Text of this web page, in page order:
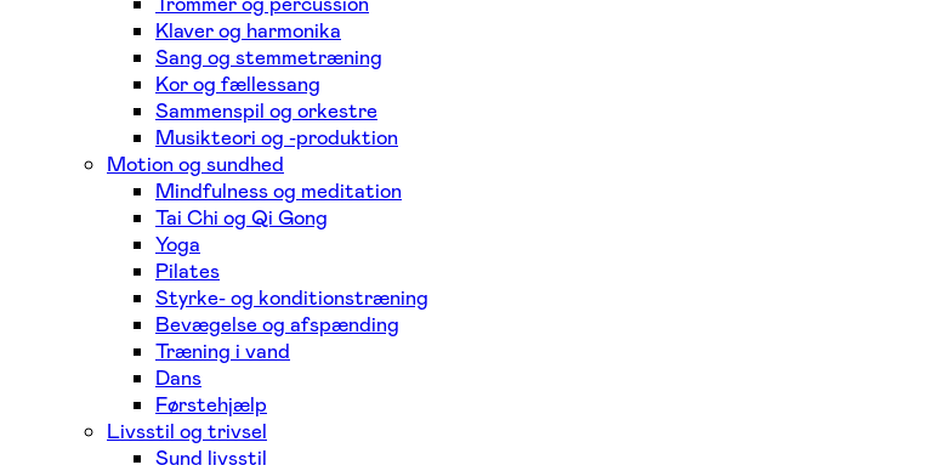
Klaver og harmonika
Sang og stemmetræning
Kor og fællessang
Sammenspil og orkestre
Musikteori og -produktion
Motion og sundhed
Mindfulness og meditation
Tai Chi og Qi Gong
Yoga
Pilates
Styrke- og konditionstræning
Bevægelse og afspænding
Træning i vand
Dans
Førstehjælp
Livsstil og trivsel
Sund livsstil